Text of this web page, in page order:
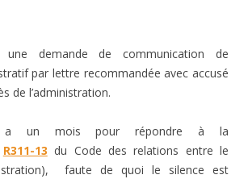
une demande de communication de
par lettre recommandée avec accusé
de l’administration.
a un mois pour répondre à la
R311-13 du Code des relations entre le
faute de quoi le silence est